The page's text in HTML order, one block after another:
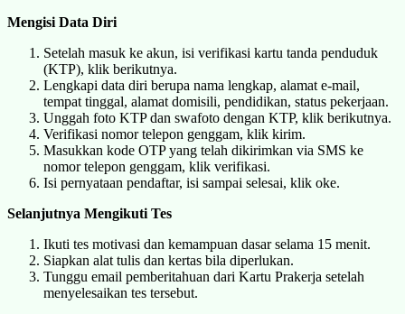
Mengisi Data Diri
Setelah masuk ke akun, isi verifikasi kartu tanda penduduk
(KTP), klik berikutnya.
Lengkapi data diri berupa nama lengkap, alamat e-mail,
tempat tinggal, alamat domisili, pendidikan, status pekerjaan.
Unggah foto KTP dan swafoto dengan KTP, klik berikutnya.
Verifikasi nomor telepon genggam, klik kirim.
Masukkan kode OTP yang telah dikirimkan via SMS ke
nomor telepon genggam, klik verifikasi.
Isi pernyataan pendaftar, isi sampai selesai, klik oke.
Selanjutnya Mengikuti Tes
Ikuti tes motivasi dan kemampuan dasar selama 15 menit.
Siapkan alat tulis dan kertas bila diperlukan.
Tunggu email pemberitahuan dari Kartu Prakerja setelah
menyelesaikan tes tersebut.